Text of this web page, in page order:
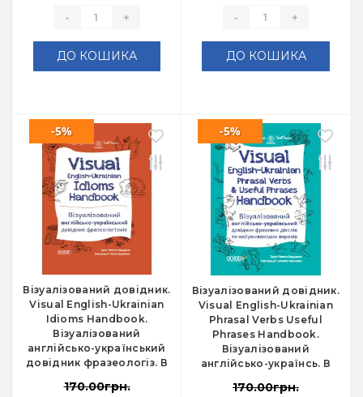
- +
ДО КОШИКА
- +
ДО КОШИКА
Візуалізований довідник.
Visual English-Ukrainian
Idioms Handbook.
Візуалізований
англійсько-український
довідник фразеологіз. В
-5%
170.00грн.
Візуалізований довідник.
Visual English-Ukraіnian
Phrasal Verbs Useful
Phrases Handbook.
Візуалізований
англійсько-українсь. В
-5%
170.00грн.